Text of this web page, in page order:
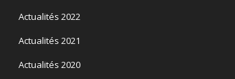
Actualités 2022
Actualités 2021
Actualités 2020